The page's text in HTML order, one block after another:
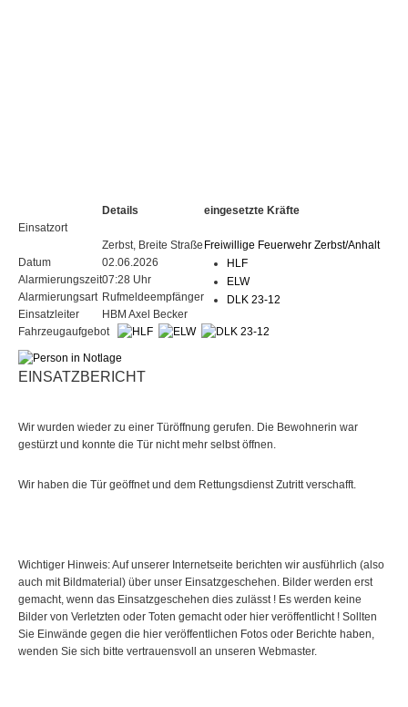
Einsatzort
Details
Zerbst, Breite Straße
Datum
02.06.2026
Alarmierungszeit07:28 Uhr
Alarmierungsart Rufmeldeempfänger
Einsatzleiter
HBM Axel Becker
eingesetzte Kräfte
Freiwillige Feuerwehr Zerbst/Anhalt
HLF
ELW
DLK 23-12
Fahrzeugaufgebot
EINSATZBERICHT
Wir wurden wieder zu einer Türöffnung gerufen. Die Bewohnerin war
gestürzt und konnte die Tür nicht mehr selbst öffnen.
Wir haben die Tür geöffnet und dem Rettungsdienst Zutritt verschafft.
Wichtiger Hinweis: Auf unserer Internetseite berichten wir ausführlich (also
auch mit Bildmaterial) über unser Einsatzgeschehen. Bilder werden erst
gemacht, wenn das Einsatzgeschehen dies zulässt ! Es werden keine
Bilder von Verletzten oder Toten gemacht oder hier veröffentlicht ! Sollten
Sie Einwände gegen die hier veröffentlichen Fotos oder Berichte haben,
wenden Sie sich bitte vertrauensvoll an unseren Webmaster.